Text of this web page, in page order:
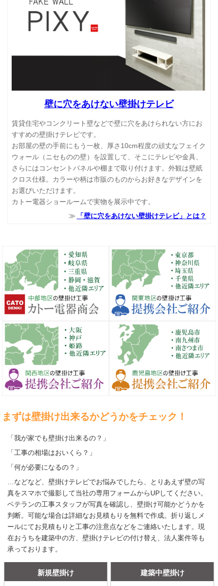
壁に穴をあけない壁掛けテレビ
賃貸住宅やコンクリート壁などで壁に穴をあけられない方にお
すすめの壁掛けテレビです。
お部屋の壁の手前にもう一枚、厚さ10cm程度の頑丈なフェイク
ウォール（ニセものの壁）を設置して、そこにテレビや金具、
さらにはコンセントパネルや棚まで取り付けます。外観は壁紙
クロス仕様。カラーや柄は市販のものからお好きなデザインを
お選びいただけます。
カトー電器ショールームで実物を展示中です。
「壁に穴をあけない壁掛けテレビ」とは？
まずは壁掛け出来るかどうかをチェック！
「我が家でも壁掛け出来るの？」
「工事の相場はおいくら？」
「何が必要になるの？」
…などなど、壁掛けテレビでお悩みでしたら、とりあえず壁の写
真をスマホで撮影して当社の専用フォームからUPしてください。
ベテランの工事スタッフが写真を確認し、壁掛け可能かどうかを
判断。可能な場合は詳細なお見積もりを無料で作成。折り返しメ
ールにてお見積もりと工事の注意点などをご連絡いたします。現
在おうちを建築中の方、壁掛けテレビの付け替え、法人案件等も
承っております。
新規壁掛け 建築中壁掛け